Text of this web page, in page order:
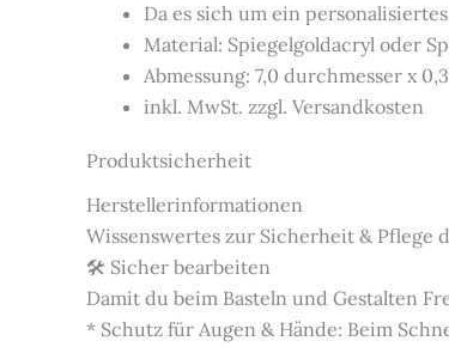
Da es sich um ein
Material: Spiegelgoldacryl oder
Abmessung: 7,0 durchmesser x
inkl. MwSt. zzgl. Versandkosten
Produktsicherheit
Herstellerinformationen
Wissenswertes zur Sicherheit & Pflege
🛠️ Sicher bearbeiten
Damit du beim Basteln und Gestalten
* Schutz für Augen & Hände: Beim